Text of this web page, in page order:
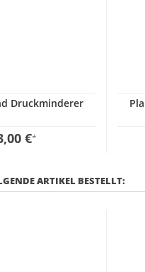
Druckminderer
€*
ARTIKEL BESTELLT: